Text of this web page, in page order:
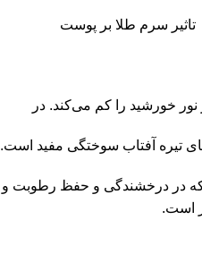
تاثیر سرم طلا بر پوست
نور خورشید را کم می‌کند. در
تیره آفتاب سوختگی مفید است.
در درخشندگی و حفظ رطوبت و
است.